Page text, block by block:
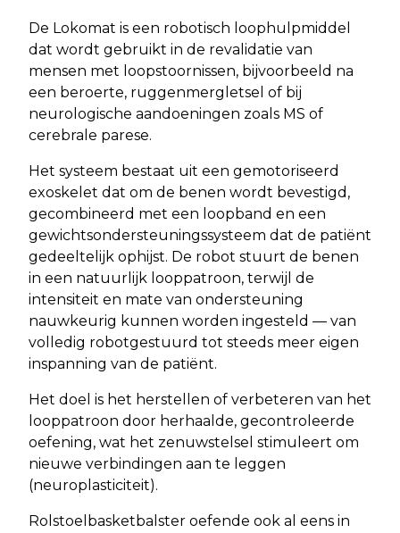
De Lokomat is een robotisch loophulpmiddel
dat wordt gebruikt in de revalidatie van
mensen met loopstoornissen, bijvoorbeeld na
een beroerte, ruggenmergletsel of bij
neurologische aandoeningen zoals MS of
cerebrale parese.
Het systeem bestaat uit een gemotoriseerd
exoskelet dat om de benen wordt bevestigd,
gecombineerd met een loopband en een
gewichtsondersteuningssysteem dat de patiënt
gedeeltelijk ophijst. De robot stuurt de benen
in een natuurlijk looppatroon, terwijl de
intensiteit en mate van ondersteuning
nauwkeurig kunnen worden ingesteld — van
volledig robotgestuurd tot steeds meer eigen
inspanning van de patiënt.
Het doel is het herstellen of verbeteren van het
looppatroon door herhaalde, gecontroleerde
oefening, wat het zenuwstelsel stimuleert om
nieuwe verbindingen aan te leggen
(neuroplasticiteit).
Rolstoelbasketbalster oefende ook al eens in